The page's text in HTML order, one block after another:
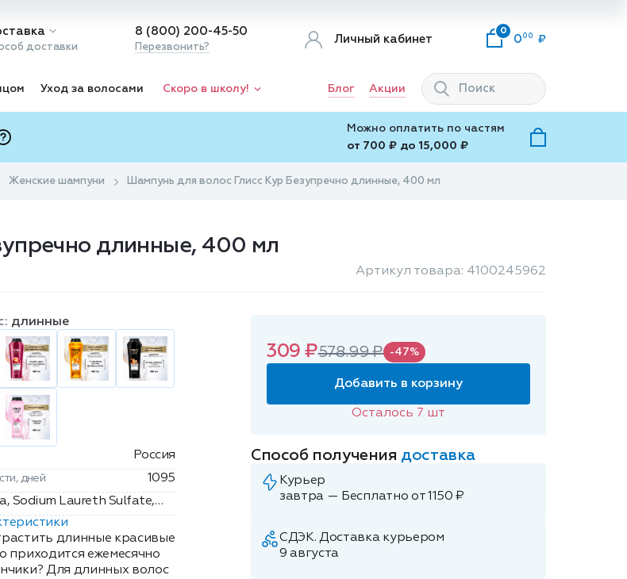
доставки
8 (800) 200-45-50
Перезвонить?
Личный кабинет
0
0 00
Уход за волосами Скоро в школу! Блог Акции
Можно оплатить по частям
от 700 ₽ до 15,000 ₽
Женские шампуни Шампунь для волос Глисс Кур Безупречно длинные, 400 мл
длинные, 400 мл
Артикул товара: 4100245962
длинные
Россия
дней 1095
Sodium Laureth Sulfate,
amidopropyl Betaine, PEG-7
Cocoate, So dium
Paeonia Lactiflora Root
длинные красивые
приходится ежемесячно
Для длинных волос
309 ₽578.99 ₽ -47%
Добавить в корзину
Осталось 7 шт
Способ получения доставка
Курьер
завтра — Бесплатно от 1150 ₽
СДЭК. Доставка курьером
9 августа